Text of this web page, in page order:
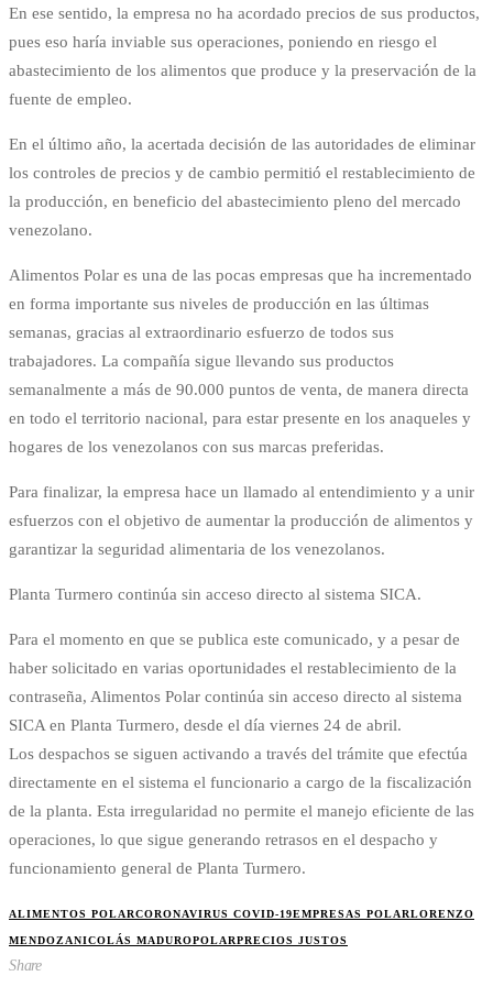
En ese sentido, la empresa no ha acordado precios de sus productos,
pues eso haría inviable sus operaciones, poniendo en riesgo el
abastecimiento de los alimentos que produce y la preservación de la
fuente de empleo.
En el último año, la acertada decisión de las autoridades de eliminar
los controles de precios y de cambio permitió el restablecimiento de
la producción, en beneficio del abastecimiento pleno del mercado
venezolano.
Alimentos Polar es una de las pocas empresas que ha incrementado
en forma importante sus niveles de producción en las últimas
semanas, gracias al extraordinario esfuerzo de todos sus
trabajadores. La compañía sigue llevando sus productos
semanalmente a más de 90.000 puntos de venta, de manera directa
en todo el territorio nacional, para estar presente en los anaqueles y
hogares de los venezolanos con sus marcas preferidas.
Para finalizar, la empresa hace un llamado al entendimiento y a unir
esfuerzos con el objetivo de aumentar la producción de alimentos y
garantizar la seguridad alimentaria de los venezolanos.
Planta Turmero continúa sin acceso directo al sistema SICA.
Para el momento en que se publica este comunicado, y a pesar de
haber solicitado en varias oportunidades el restablecimiento de la
contraseña, Alimentos Polar continúa sin acceso directo al sistema
SICA en Planta Turmero, desde el día viernes 24 de abril.
Los despachos se siguen activando a través del trámite que efectúa
directamente en el sistema el funcionario a cargo de la fiscalización
de la planta. Esta irregularidad no permite el manejo eficiente de las
operaciones, lo que sigue generando retrasos en el despacho y
funcionamiento general de Planta Turmero.
ALIMENTOS POLARCORONAVIRUS COVID-19EMPRESAS POLARLORENZO
MENDOZANICOLÁS MADUROPOLARPRECIOS JUSTOS
Share